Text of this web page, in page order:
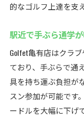
的なゴルフ上達を支
駅近で手ぶら通学
Golfet亀有店はクラ
ており、手ぶらで通
具を持ち運ぶ負担が
スン参加が可能です
ードルを大幅に下げ